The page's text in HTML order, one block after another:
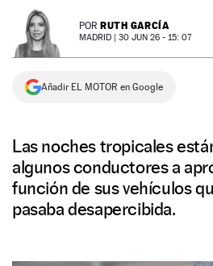
NEWSLETTER POR RUTH GARCÍA
MADRID | 30 JUN 26 - 15: 07
Añadir EL MOTOR en Google
Las noches tropicales
algunos conductores a
función de sus vehículos
pasaba desapercibida.